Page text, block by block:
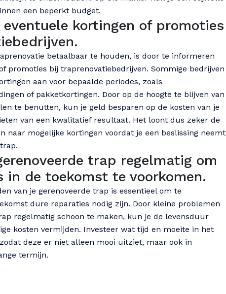
een beperkt budget.
kortingen of promoties
betaalbaar te houden, is door te informeren
promoties bij traprenovatiebedrijven. Sommige bedrijven
aan voor bepaalde periodes, zoals
of pakketkortingen. Door op de hoogte te blijven van
te benutten, kun je geld besparen op de kosten van je
van een kwalitatief resultaat. Het loont dus zeker de
naar mogelijke kortingen voordat je een beslissing neemt
trap regelmatig om
in de toekomst te voorkomen.
van je gerenoveerde trap is essentieel om te
dure reparaties nodig zijn. Door kleine problemen
regelmatig schoon te maken, kun je de levensduur
kosten vermijden. Investeer wat tijd en moeite in het
deze er niet alleen mooi uitziet, maar ook in
termijn.